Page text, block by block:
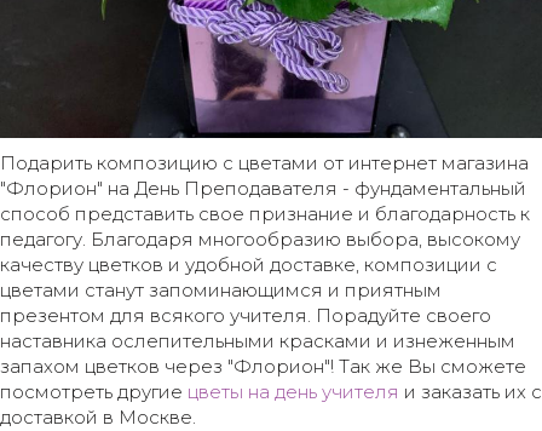
Подарить композицию с цветами от интернет магазина
"Флорион" на День Преподавателя - фундаментальный
способ представить свое признание и благодарность к
педагогу. Благодаря многообразию выбора, высокому
качеству цветков и удобной доставке, композиции с
цветами станут запоминающимся и приятным
презентом для всякого учителя. Порадуйте своего
наставника ослепительными красками и изнеженным
запахом цветков через "Флорион"! Так же Вы сможете
посмотреть другие цветы на день учителя и заказать их с
доставкой в Москве.